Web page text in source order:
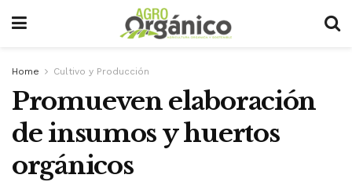
Home Cultivo y Producción
Promueven elaboración
de insumos y huertos
orgánicos